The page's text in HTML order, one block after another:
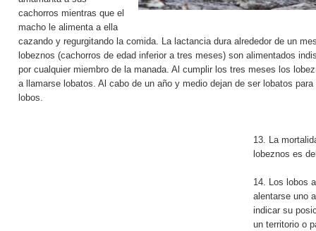
cachorros mientras que el
macho le alimenta a ella
cazando y regurgitando la comida. La lactancia dura alrededor de un
lobeznos (cachorros de edad inferior a tres meses) son alimentados
por cualquier miembro de la manada. Al cumplir los tres meses los
a llamarse lobatos. Al cabo de un año y medio dejan de ser lobatos para
lobos.
13. La
lobeznos es
14. Los lobos
alentarse uno
indicar su
un territorio o